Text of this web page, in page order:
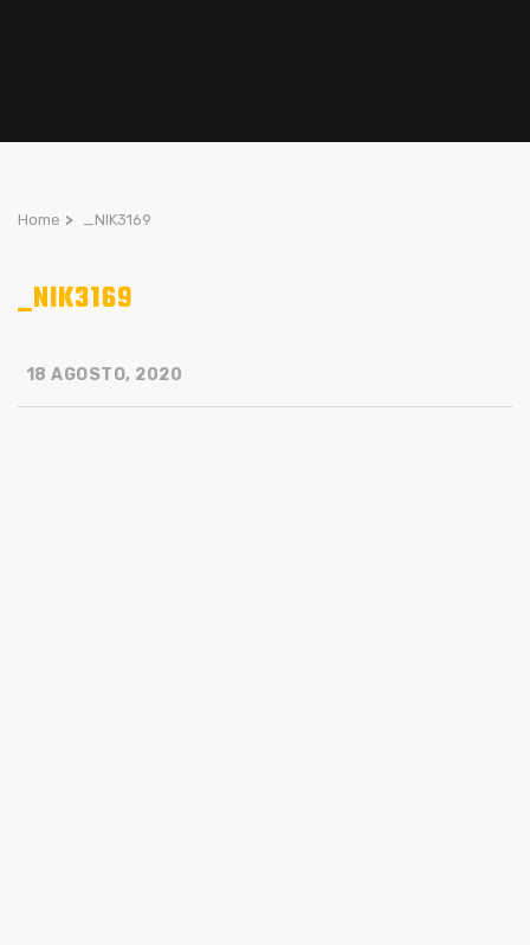
Home > _NIK3169
_NIK3169
18 AGOSTO, 2020